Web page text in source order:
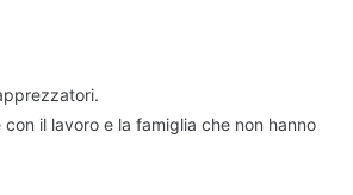
il lavoro e la famiglia che non hanno